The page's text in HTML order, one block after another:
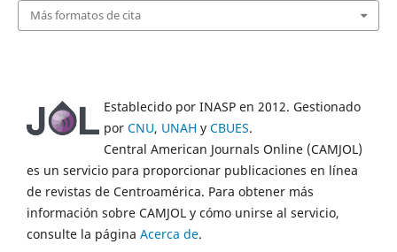
Más formatos de cita
Establecido por INASP en 2012. Gestionado
por CNU, UNAH y CBUES.
Central American Journals Online (CAMJOL)
es un servicio para proporcionar publicaciones en línea
de revistas de Centroamérica. Para obtener más
información sobre CAMJOL y cómo unirse al servicio,
consulte la página Acerca de.